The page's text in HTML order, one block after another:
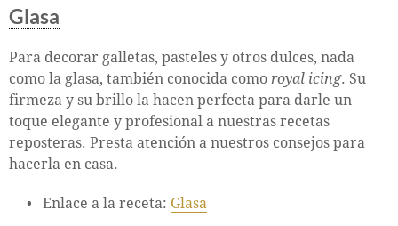
Glasa
Para decorar galletas, pasteles y otros dulces, nada
como la glasa, también conocida como royal icing. Su
firmeza y su brillo la hacen perfecta para darle un
toque elegante y profesional a nuestras recetas
reposteras. Presta atención a nuestros consejos para
hacerla en casa.
Enlace a la receta: Glasa